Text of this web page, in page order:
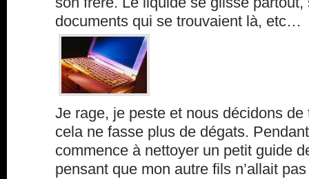
documents qui se trouvaient là, etc…
Je rage, je peste et nous décidons
cela ne fasse plus de dégats.
commence à nettoyer un petit guide
pensant que mon autre fils n’allait